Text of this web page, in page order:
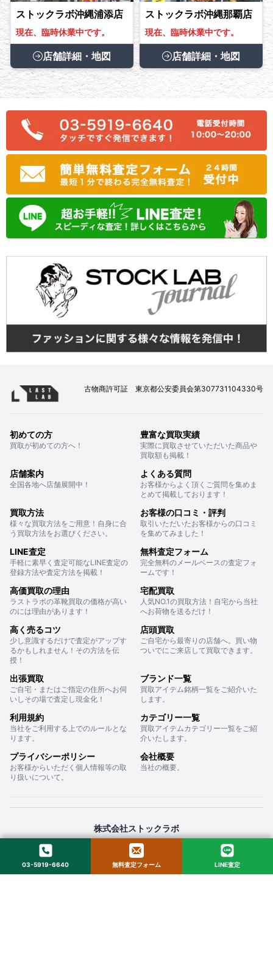
ストックラボ沖縄浦添店
現在、臨時休業中です。
店舗詳細・地図
ストックラボ沖縄那覇店
現在、臨時休業中です。
店舗詳細・地図
古物商許可証 東京都公安委員会第307731104330号
初めての方
買取が初めての方へ！
豊富な買取実績
実際に買取させていただいた商品や
買取額も掲載！
店舗案内
全国各地へ店舗展開中！
よくある質問
お客様からよく頂くご質問を集めま
とめて掲載しております！
買取方法
様々な買取方法をご用意！自身に合
う買取方法をお選びください。
お客様の口コミ・評判
取引いただいたお客様からの口コミ
を集めてみました！
LINE査定
手軽に素早く査定可能なLINE査定の
登録方法や査定方法を掲載！
無料査定フォーム
完全無料のメールベースの査定フォ
ームです！
高価買取の理由
ラストラボの革靴買取の価格が高い
のには理由があります！
宅配買取
人気NO.1の買取方法！自宅から当社
へお荷物を送るだけ！
高く売るコツ
少し意識するだけで査定がアップす
るかもしれません！その方法を伝
授！
店頭買取
ご自宅から最寄りの店舗へ。買い物
ついでにご来店して買取できます。
出張買取
ご自宅・またはご指定の住所へお伺
いしその場で査定し現金化！
ブランド一覧
買取アイテム銘柄一覧をご紹介いた
します。
利用規約
当社をご利用する上でのルールとな
ります。
カテゴリー一覧
買取アイテムカテゴリー一覧をご紹
介いたします。
プライバシーポリシー
お客様からいただく個人情報等の取
り扱いについて。
会社概要
当社の概要。
株式会社ストックラボ
〒160-0022 東京都新宿区新宿２丁目１２−１６ セントフォービル ２０３
© 2025 StockLab. All Rights Reserved.
03-5919-6640 無料査定フォーム LINE査定